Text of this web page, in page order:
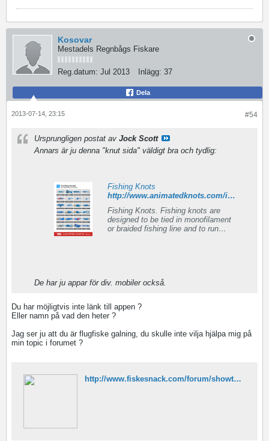
Kosovar
Mestadels Regnbågs Fiskare
Reg.datum: Jul 2013 Inlägg: 37
Dela
#54
2013-07-14, 23:15
Ursprungligen postat av Jock Scott
Annars är ju denna "knut sida" väldigt bra och tydlig:
Fishing Knots
http://www.animatedknots.com/indexfishing.php
Fishing Knots. Fishing knots are
designed to be tied in monofilament
or braided fishing line and to run
De har ju appar för div. mobiler också.
Du har möjligtvis inte länk till appen ?
Eller namn på vad den heter ?
Jag ser ju att du är flugfiske galning, du skulle inte vilja hjälpa mig på
min topic i forumet ?
http://www.fiskesnack.com/forum/showthread.php/136920-K%C3%B6pt-nytt-flygfiske-sp%C3%B6-vilken-rulle-samt-lina-(Nyb%C3%B6rjare)